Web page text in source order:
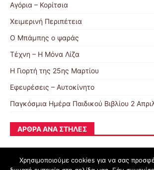
Αγόρια – Κορίτσια
Χειμερινή Περιπέτεια
Ο Μπάμπης ο ψαράς
Τέχνη – Η Μόνα Λίζα
Η Γιορτή της 25ης Μαρτίου
Εφευρέσεις – Αυτοκίνητο
Παγκόσμια Ημέρα Παιδικού Βιβλίου 2
ΆΡΘΡΑ ΑΝΆ ΣΤΉΛΕΣ
Χρησιμοποιούμε cookies για να σας